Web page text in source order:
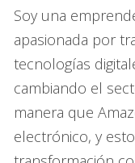
personalizado que
Ventajas del
Moderno
El modelo de
evolucionado hacia
flexible. Este
Soy una
apasionada por
tecnologías
cambiando el
manera que
electrónico, y